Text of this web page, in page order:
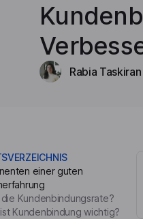
Rabia Taskiran
einer guten
die Kundenbindungsrate?
Kundenbindung wichtig?